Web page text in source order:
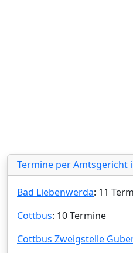
Termine per Amtsgericht
Bad Liebenwerda: 11
Cottbus: 10 Termine
Cottbus Zweigstelle